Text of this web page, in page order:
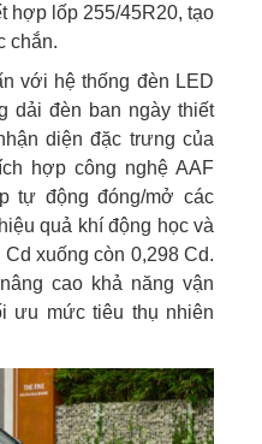
hợp lốp 255/45R20, tạo
chắn.
với hệ thống đèn LED
dải đèn ban ngày thiết
diện đặc trưng của
hợp công nghệ AAF
tự động đóng/mở các
quả khí động học và
xuống còn 0,298 Cd.
cao khả năng vận
ưu mức tiêu thụ nhiên